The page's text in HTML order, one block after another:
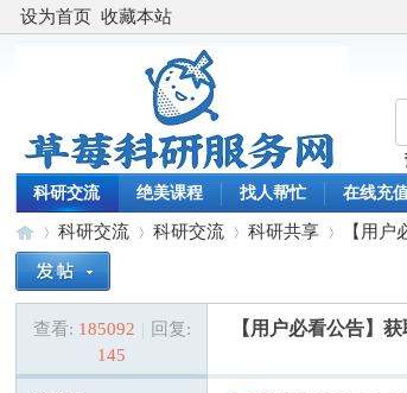
设为首页 收藏本站
科研交流 绝美课程 找人帮忙 在线充
草»
科研交流
›
科研交流 科研共享
›
【用
查看: 185092 |
回复:
145
【用户必看公告】